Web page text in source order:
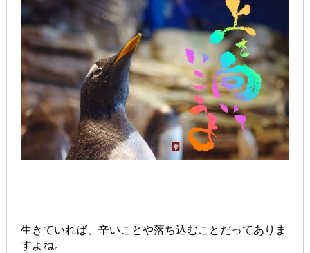
生きていれば、辛いことや落ち込むことだってありま
すよね。